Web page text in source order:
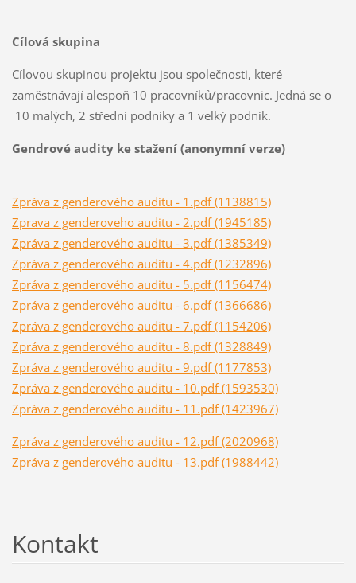
Cílová skupina
Cílovou skupinou projektu jsou společnosti, které
zaměstnávají alespoň 10 pracovníků/pracovnic. Jedná se o
10 malých, 2 střední podniky a 1 velký podnik.
Gendrové audity ke stažení (anonymní verze)
Zpráva z genderového auditu - 1.pdf (1138815)
Zprava z genderoveho auditu - 2.pdf (1945185)
Zpráva z genderového auditu - 3.pdf (1385349)
Zpráva z genderového auditu - 4.pdf (1232896)
Zpráva z genderového auditu - 5.pdf (1156474)
Zpráva z genderového auditu - 6.pdf (1366686)
Zpráva z genderového auditu - 7.pdf (1154206)
Zpráva z genderového auditu - 8.pdf (1328849)
Zpráva z genderového auditu - 9.pdf (1177853)
Zpráva z genderového auditu - 10.pdf (1593530)
Zpráva z genderového auditu - 11.pdf (1423967)
Zpráva z genderového auditu - 12.pdf (2020968)
Zpráva z genderového auditu - 13.pdf (1988442)
Kontakt